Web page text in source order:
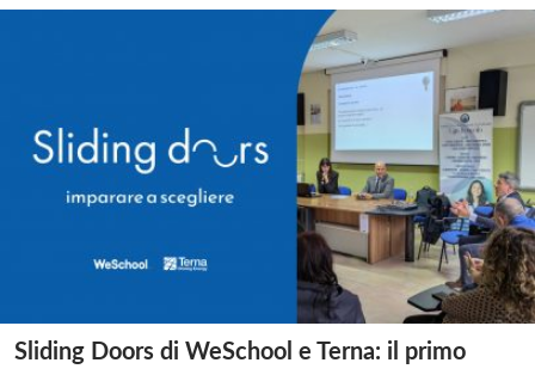
Sliding Doors di WeSchool e Terna: il primo